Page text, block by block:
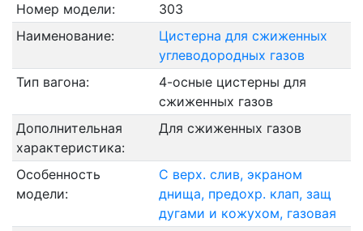
Номер модели:
303
Наименование:
Цистерна для сжиженных
углеводородных газов
Тип вагона:
4-осные цистерны для
сжиженных газов
Дополнительная
характеристика:
Для сжиженных газов
Особенность
модели:
С верх. слив, экраном
днища, предохр. клап, защ
дугами и кожухом, газовая